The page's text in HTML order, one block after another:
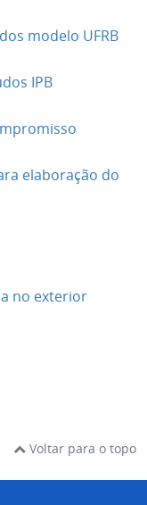
modelo UFRB
IPB
elaboração do
no exterior
Voltar para o topo